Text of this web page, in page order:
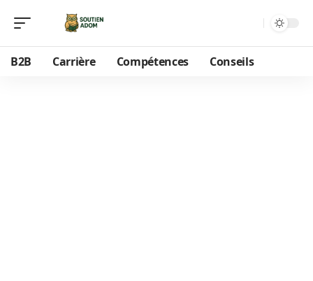
B2B Carrière Compétences Conseils